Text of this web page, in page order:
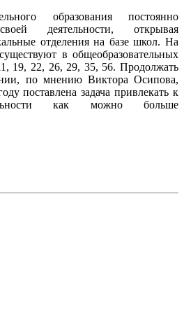
образования постоянно
деятельности, открывая
отделения на базе школ. На
в общеобразовательных
19, 22, 26, 29, 35, 56. Продолжать
по мнению Виктора Осипова,
поставлена задача привлекать к
как можно больше